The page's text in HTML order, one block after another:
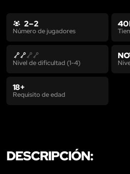
2 – 2
Número de jugadores
40
Nivel de dificultad (1-4)
18+
Requisito de edad
DESCRIPCIÓN: